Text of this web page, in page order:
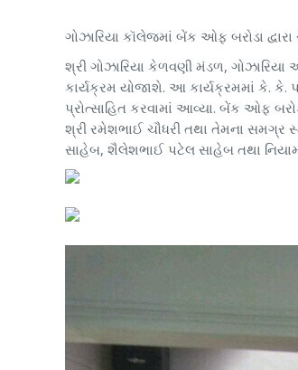
ગોઝારિયા કૉલેજમાં બેંક ઓફ બરોડા
શ્રી ગોઝારિયા કેળવણી મંડળ, ગોઝારિયા
કાર્યક્રમ યોજાશે. આ કાર્યક્રમમાં કે. કે.
પ્રોત્સાહિત કરવામાં આવ્યા. બેંક ઓફ
શ્રી રમેશભાઈ ચૌધરી તથા તેમના સમગ્ર
સાહેબ, શૈલેશભાઈ પટેલ સાહેબ તથા